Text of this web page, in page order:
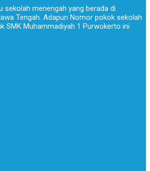
sekolah menengah yang berada di
Tengah. Adapun Nomor pokok sekolah
SMK Muhammadiyah 1 Purwokerto ini